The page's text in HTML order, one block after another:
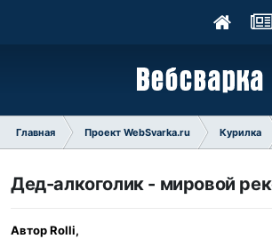
Главная Проект WebSvarka.ru Курилка
Дед-алкоголик - мировой
АвторRolli,